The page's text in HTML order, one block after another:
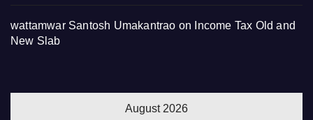
wattamwar Santosh Umakantrao on
Income Tax Old and
New Slab
August 2026